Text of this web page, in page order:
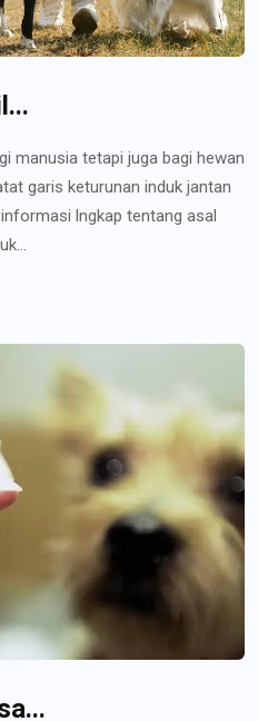
manusia tetapi juga bagi hewan
garis keturunan induk jantan
lngkap tentang asal